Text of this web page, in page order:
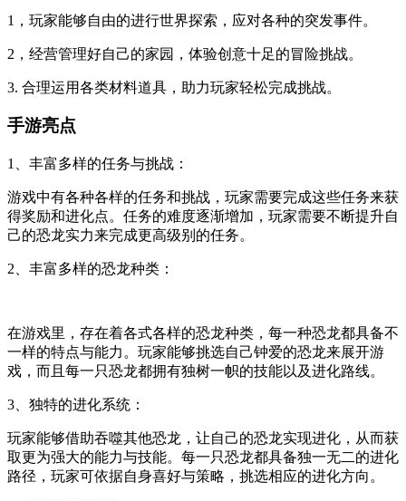
1，玩家能够自由的进行世界探索，应对各种的突发事件。
2，经营管理好自己的家园，体验创意十足的冒险挑战。
3. 合理运用各类材料道具，助力玩家轻松完成挑战。
手游亮点
1、丰富多样的任务与挑战：
游戏中有各种各样的任务和挑战，玩家需要完成这些任务来获
得奖励和进化点。任务的难度逐渐增加，玩家需要不断提升自
己的恐龙实力来完成更高级别的任务。
2、丰富多样的恐龙种类：
在游戏里，存在着各式各样的恐龙种类，每一种恐龙都具备不
一样的特点与能力。玩家能够挑选自己钟爱的恐龙来展开游
戏，而且每一只恐龙都拥有独树一帜的技能以及进化路线。
3、独特的进化系统：
玩家能够借助吞噬其他恐龙，让自己的恐龙实现进化，从而获
取更为强大的能力与技能。每一只恐龙都具备独一无二的进化
路径，玩家可依据自身喜好与策略，挑选相应的进化方向。